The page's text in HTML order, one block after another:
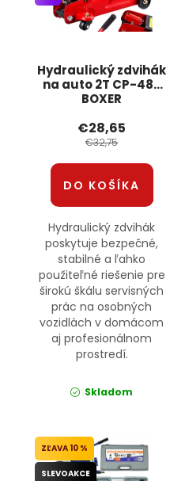
Hydraulický zdvihák
na auto 2T CP-480
BOXER
€28,65
€32,75
DO KOŠÍKA
Hydraulický zdvihák
poskytuje bezpečné,
stabilné a ľahko
použiteľné riešenie pre
širokú škálu servisných
prác na osobných
vozidlách v domácom
aj profesionálnom
prostredí.
Skladom
10 %
SLEVOAKCE